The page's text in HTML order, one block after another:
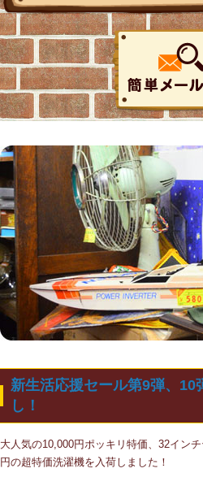
新生活応援セール第9弾、10
し！
大人気の10,000円ポッキリ特価、32イン
円の超特価洗濯機を入荷しました！